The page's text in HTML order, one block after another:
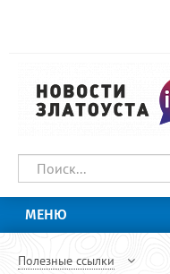
МЕНЮ
Полезные ссылки